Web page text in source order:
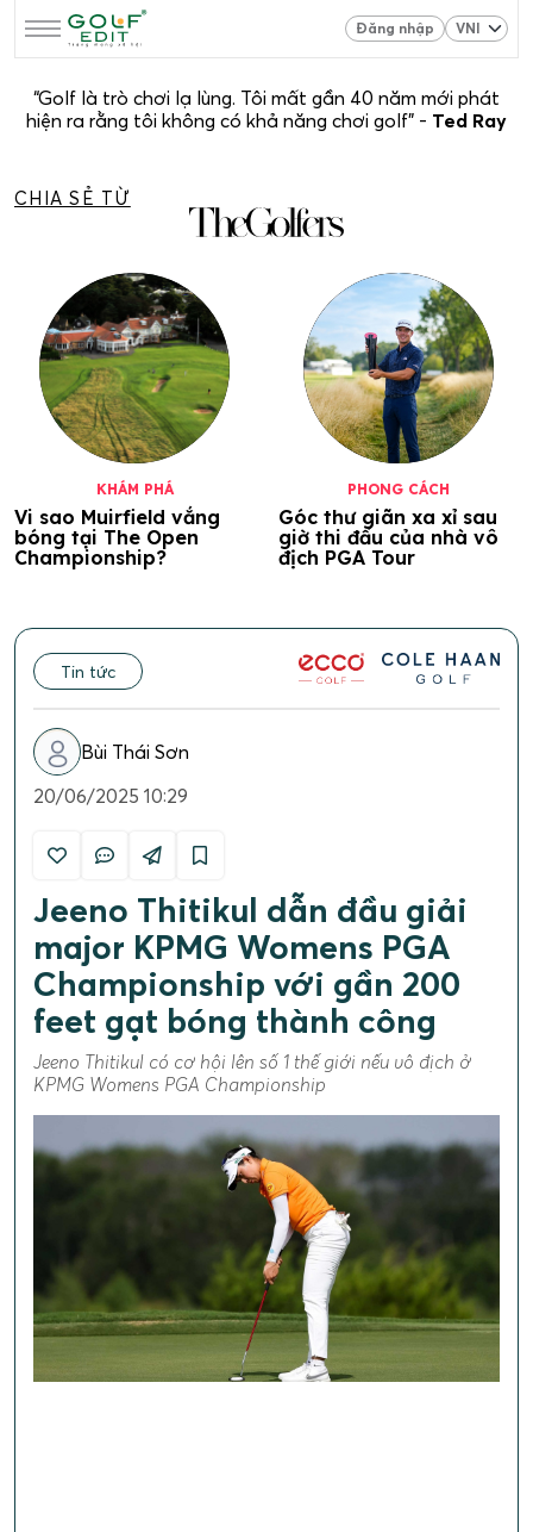
Đăng nhập
“Golf là trò chơi lạ lùng. Tôi mất gần 40 năm mới phát
hiện ra rằng tôi không có khả năng chơi golf” - Ted Ray
CHIA SẺ TỪ
KHÁM PHÁ
Vi sao Muirfield vắng
bóng tại The Open
Championship?
PHONG CÁCH
Góc thư giãn xa xỉ sau
giờ thi đấu của nhà vô
địch PGA Tour
Tin tức
Bùi Thái Sơn
20/06/2025 10:29
Jeeno Thitikul dẫn đầu giải
major KPMG Womens PGA
Championship với gần 200
feet gạt bóng thành công
Jeeno Thitikul có cơ hội lên số 1 thế giới nếu vô địch ở
KPMG Womens PGA Championship